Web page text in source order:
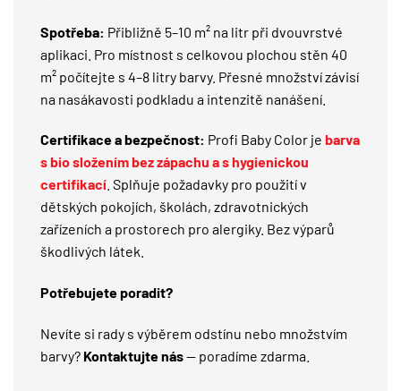
Spotřeba: Přibližně 5–10 m² na litr při dvouvrstvé
aplikaci. Pro místnost s celkovou plochou stěn 40
m² počítejte s 4–8 litry barvy. Přesné množství závisí
na nasákavosti podkladu a intenzitě nanášení.
Certifikace a bezpečnost: Profi Baby Color je barva
s bio složením bez zápachu a s hygienickou
certifikací . Splňuje požadavky pro použití v
dětských pokojích, školách, zdravotnických
zařízeních a prostorech pro alergiky. Bez výparů
škodlivých látek.
Potřebujete poradit?
Nevíte si rady s výběrem odstínu nebo množstvím
barvy? Kontaktujte nás— poradíme zdarma.